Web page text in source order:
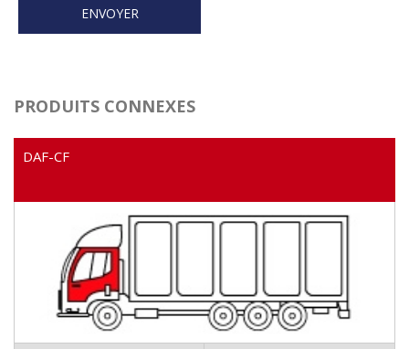
PRODUITS CONNEXES
DAF-CF